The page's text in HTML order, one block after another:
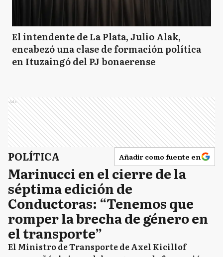
El intendente de La Plata, Julio Alak,
encabezó una clase de formación política
en Ituzaingó del PJ bonaerense
Ads
POLÍTICA Añadir como fuente en
Marinucci en el cierre de la
séptima edición de
Conductoras: “Tenemos que
romper la brecha de género en
el transporte”
El Ministro de Transporte de Axel Kicillof